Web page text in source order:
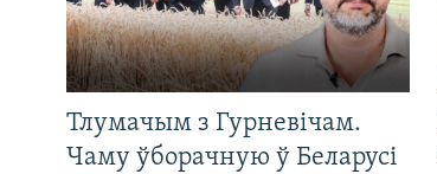
Тлумачым з Гурневічам.
Чаму ўборачную ў Беларусі